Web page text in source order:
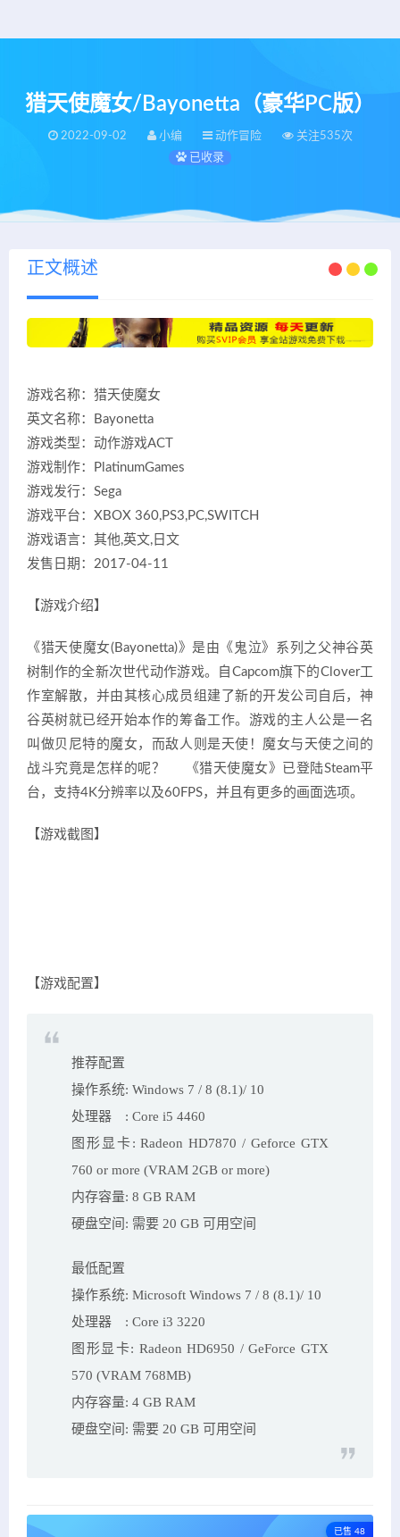
猎天使魔女/Bayonetta（豪华PC版）
2022-09-02 小编 动作冒险
关注535次
已收录
正文概述
游戏名称：猎天使魔女
英文名称：Bayonetta
游戏类型：动作游戏ACT
游戏制作：PlatinumGames
游戏发行：Sega
游戏平台：XBOX 360,PS3,PC,SWITCH
游戏语言：其他,英文,日文
发售日期：2017-04-11
【游戏介绍】
《猎天使魔女(Bayonetta)》是由《鬼泣》系列之父神谷英
树制作的全新次世代动作游戏。自Capcom旗下的Clover工
作室解散，并由其核心成员组建了新的开发公司自后，神
谷英树就已经开始本作的筹备工作。游戏的主人公是一名
叫做贝尼特的魔女，而敌人则是天使！魔女与天使之间的
战斗究竟是怎样的呢？ 《猎天使魔女》已登陆Steam平
台，支持4K分辨率以及60FPS，并且有更多的画面选项。
【游戏截图】
【游戏配置】
推荐配置
操作系统: Windows 7 / 8 (8.1)/ 10
处理器 : Core i5 4460
图形显卡: Radeon HD7870 / Geforce GTX
760 or more (VRAM 2GB or more)
内存容量: 8 GB RAM
硬盘空间: 需要 20 GB 可用空间
最低配置
操作系统: Microsoft Windows 7 / 8 (8.1)/ 10
处理器 : Core i3 3220
图形显卡: Radeon HD6950 / GeForce GTX
570 (VRAM 768MB)
内存容量: 4 GB RAM
硬盘空间: 需要 20 GB 可用空间
已售 48